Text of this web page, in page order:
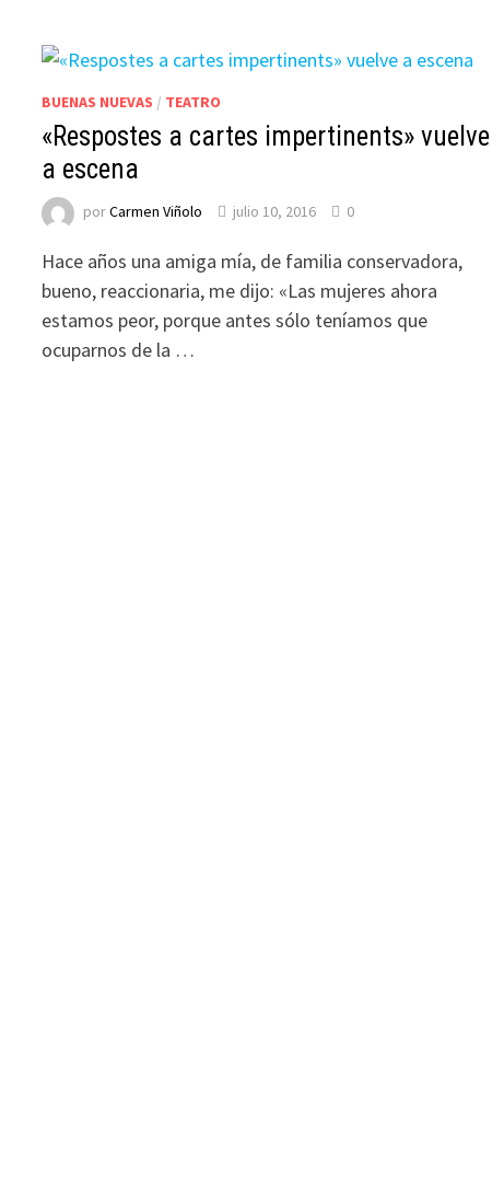
BUENAS NUEVAS / TEATRO
«Respostes a cartes impertinents» vuelve
a escena
porCarmen Viñolo julio 10, 2016 0
Hace años una amiga mía, de familia conservadora,
bueno, reaccionaria, me dijo: «Las mujeres ahora
estamos peor, porque antes sólo teníamos que
ocuparnos de la …